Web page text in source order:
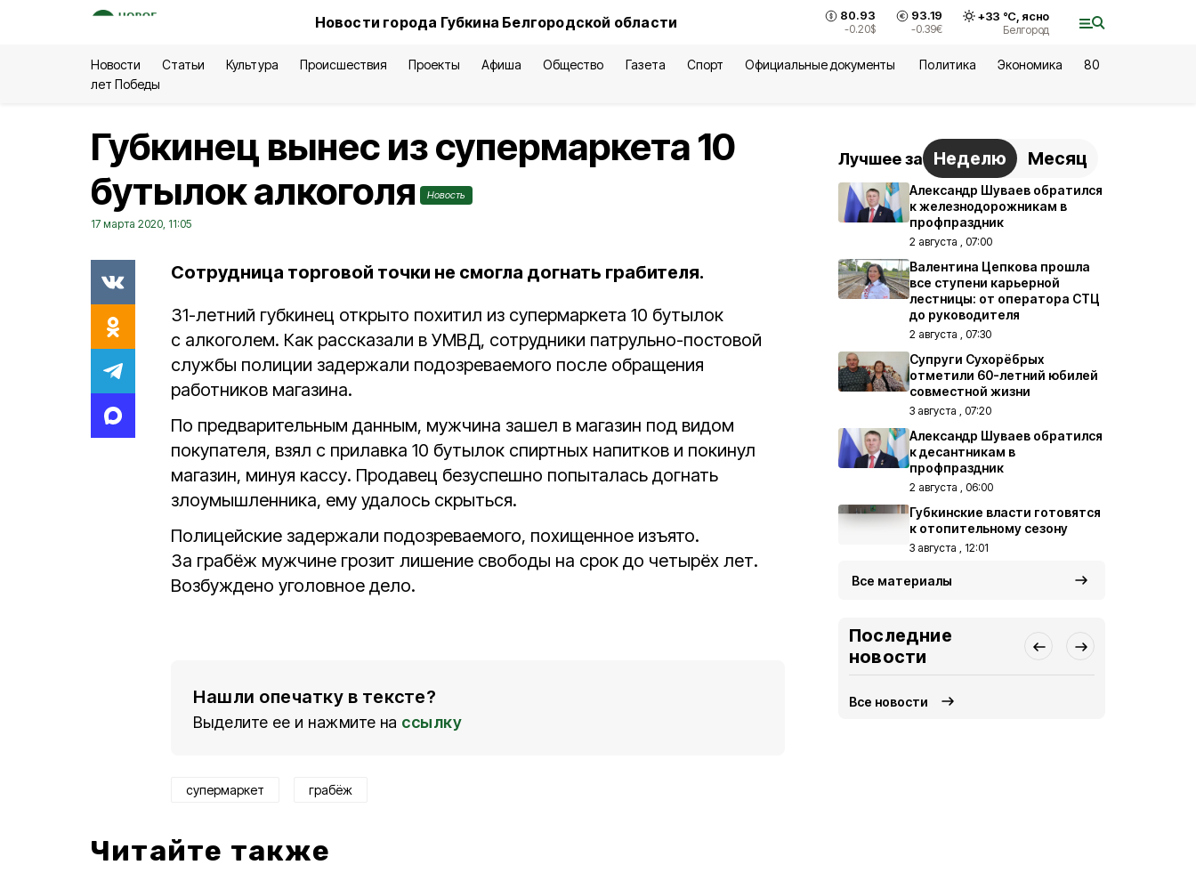
Новости города Губкина Белгородской области 80.93
-0.20$
93.19
-0.39€
+33 °С, ясно
Белгород
Новости Статьи Культура Происшествия Проекты Афиша Общество Газета Спорт Официальные документы Политика Экономика
80
лет Победы
Губкинец вынес из супермаркета 10
бутылок алкоголя
Новость
17 марта 2020, 11:05
Сотрудница торговой точки не смогла догнать грабителя.
31-летний губкинец открыто похитил из супермаркета 10 бутылок
с алкоголем. Как рассказали в УМВД, сотрудники патрульно-постовой
службы полиции задержали подозреваемого после обращения
работников магазина.
По предварительным данным, мужчина зашел в магазин под видом
покупателя, взял с прилавка 10 бутылок спиртных напитков и покинул
магазин, минуя кассу. Продавец безуспешно попыталась догнать
злоумышленника, ему удалось скрыться.
Полицейские задержали подозреваемого, похищенное изъято.
За грабёж мужчине грозит лишение свободы на срок до четырёх лет.
Возбуждено уголовное дело.
Нашли опечатку в тексте?
Выделите ее и нажмите на ссылку
супермаркет грабёж
Читайте также
Лучшее за Неделю Месяц
Александр Шуваев обратился
к железнодорожникам в
профпраздник
2 августа , 07:00
Валентина Цепкова прошла
все ступени карьерной
лестницы: от оператора СТЦ
до руководителя
2 августа , 07:30
Супруги Сухорёбрых
отметили 60-летний юбилей
совместной жизни
3 августа , 07:20
Александр Шуваев обратился
к десантникам в
профпраздник
2 августа , 06:00
Губкинские власти готовятся
к отопительному сезону
3 августа , 12:01
Все материалы
Последние
новости
Все новости